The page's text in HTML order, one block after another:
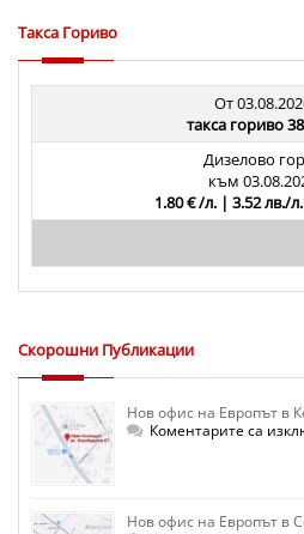
Такса Гориво
От
такса гориво
Дизелово
към
1.80 € /л. | 3.52 лв./л.
Скорошни Публикации
Нов офис на Европът в
Коментарите са
Нов офис на Европът в